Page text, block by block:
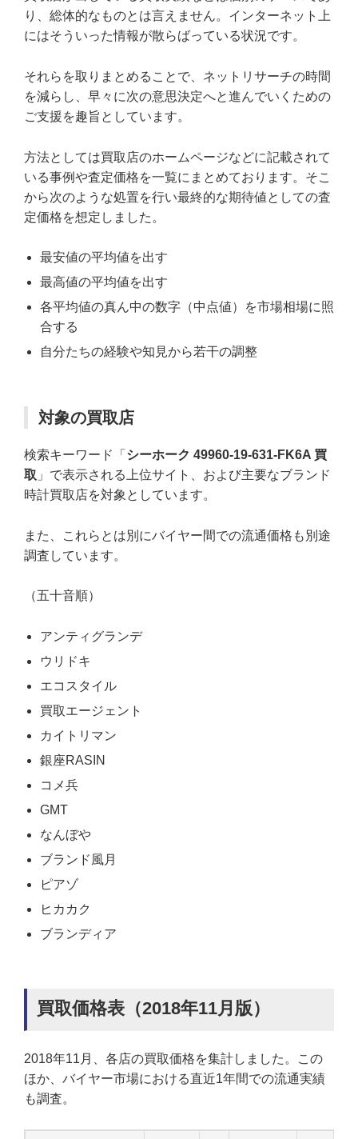
り、総体的なものとは言えません。インターネット上
にはそういった情報が散らばっている状況です。
それらを取りまとめることで、ネットリサーチの時間
を減らし、早々に次の意思決定へと進んでいくための
ご支援を趣旨としています。
方法としては買取店のホームページなどに記載されて
いる事例や査定価格を一覧にまとめております。そこ
から次のような処置を行い最終的な期待値としての査
定価格を想定しました。
最安値の平均値を出す
最高値の平均値を出す
各平均値の真ん中の数字（中点値）を市場相場に照
合する
自分たちの経験や知見から若干の調整
対象の買取店
検索キーワード「 シーホーク 49960-19-631-FK6A 買
取 」で表示される上位サイト、および主要なブランド
時計買取店を対象としています。
また、これらとは別にバイヤー間での流通価格も別途
調査しています。
（五十音順）
アンティグランデ
ウリドキ
エコスタイル
買取エージェント
カイトリマン
銀座RASIN
コメ兵
GMT
なんぼや
ブランド風月
ピアゾ
ヒカカク
ブランディア
買取価格表（2018年11月版）
2018年11月、各店の買取価格を集計しました。この
ほか、バイヤー市場における直近1年間での流通実績
も調査。